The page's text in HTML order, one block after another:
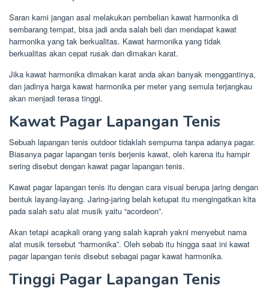
Saran kami jangan asal melakukan pembelian kawat harmonika di
sembarang tempat, bisa jadi anda salah beli dan mendapat kawat
harmonika yang tak berkualitas. Kawat harmonika yang tidak
berkualitas akan cepat rusak dan dimakan karat.
Jika kawat harmonika dimakan karat anda akan banyak menggantinya,
dan jadinya harga kawat harmonika per meter yang semula terjangkau
akan menjadi terasa tinggi.
Kawat Pagar Lapangan Tenis
Sebuah lapangan tenis outdoor tidaklah sempurna tanpa adanya pagar.
Biasanya pagar lapangan tenis berjenis kawat, oleh karena itu hampir
sering disebut dengan kawat pagar lapangan tenis.
Kawat pagar lapangan tenis itu dengan cara visual berupa jaring dengan
bentuk layang-layang. Jaring-jaring belah ketupat itu mengingatkan kita
pada salah satu alat musik yaitu “acordeon”.
Akan tetapi acapkali orang yang salah kaprah yakni menyebut nama
alat musik tersebut “harmonika”. Oleh sebab itu hingga saat ini kawat
pagar lapangan tenis disebut sebagai pagar kawat harmonika.
Tinggi Pagar Lapangan Tenis